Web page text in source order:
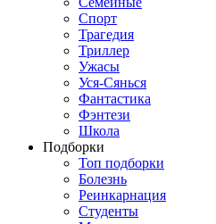
Спорт
Трагедия
Триллер
Ужасы
Уся-Сянься
Фантастика
Фэнтези
Школа
Подборки
Топ подборки
Болезнь
Реинкарнация
Студенты